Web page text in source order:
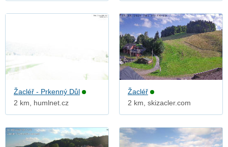
Žacléř - Prkenný Důl
2 km, humlnet.cz
Žacléř
2 km, skizacler.com